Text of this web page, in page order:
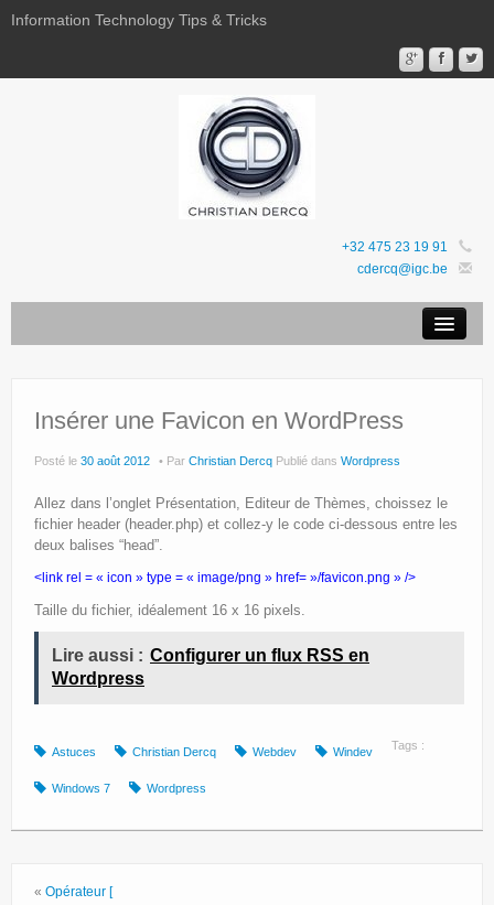
Information Technology Tips & Tricks
+32 475 23 19 91
cdercq@igc.be
Sites Web
Favoris
Site Principal
Politique de confidentialité
Insérer une Favicon en WordPress
Posté le 30 août 2012 Par Christian Dercq Publié dans Wordpress
Allez dans l’onglet Présentation, Editeur de Thèmes, choissez le
fichier header (header.php) et collez-y le code ci-dessous entre les
deux balises “head”.
<link rel = « icon » type = « image/png » href= »/favicon.png » />
Taille du fichier, idéalement 16 x 16 pixels.
Lire aussi : Configurer un flux RSS en
Wordpress
Tags :
Astuces Christian Dercq Webdev Windev
Windows 7 Wordpress
« Opérateur [